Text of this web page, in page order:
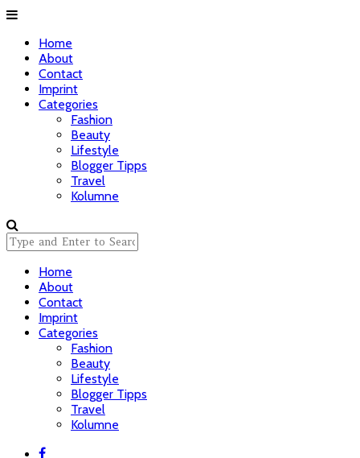
Home
About
Contact
Imprint
Categories
Fashion
Beauty
Lifestyle
Blogger Tipps
Travel
Kolumne
Home
About
Contact
Imprint
Categories
Fashion
Beauty
Lifestyle
Blogger Tipps
Travel
Kolumne